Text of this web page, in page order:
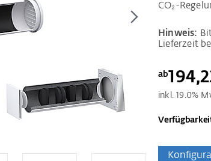
CO₂-
Hinweis:
Lieferzeit
ab
inkl. 19.0%